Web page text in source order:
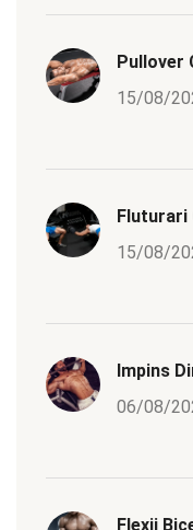
Pullover
15/08/
Fluturari
15/08/
Impins
06/08/
Flexii